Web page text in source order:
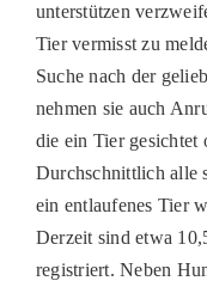
unterstützen
Tier vermisst zu
Suche nach der
nehmen sie auch
die ein Tier gesichtet
Durchschnittlich alle
ein entlaufenes Tier
Derzeit sind etwa
registriert. Neben